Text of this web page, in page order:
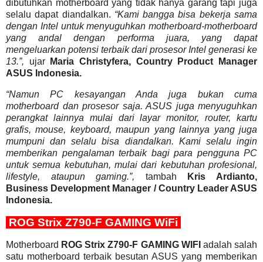
dibutuhkan motherboard yang tidak hanya garang tapi juga
selalu dapat diandalkan. “Kami bangga bisa bekerja sama
dengan Intel untuk menyuguhkan motherboard-motherboard
yang andal dengan performa juara, yang dapat
mengeluarkan potensi terbaik dari prosesor Intel generasi ke
13.”, ujar
Maria Christyfera, Country Product Manager
ASUS Indonesia.
“Namun PC kesayangan Anda juga bukan cuma
motherboard dan prosesor saja. ASUS juga menyuguhkan
perangkat lainnya mulai dari layar monitor, router, kartu
grafis, mouse, keyboard, maupun yang lainnya yang juga
mumpuni dan selalu bisa diandalkan. Kami selalu ingin
memberikan pengalaman terbaik bagi para pengguna PC
untuk semua kebutuhan, mulai dari kebutuhan profesional,
lifestyle, ataupun gaming.”, tambah
Kris Ardianto,
Business Development Manager / Country Leader ASUS
Indonesia.
ROG Strix Z790-F GAMING WiFi
Motherboard ROG Strix Z790-F GAMING WIFI adalah salah
satu motherboard terbaik besutan ASUS yang memberikan